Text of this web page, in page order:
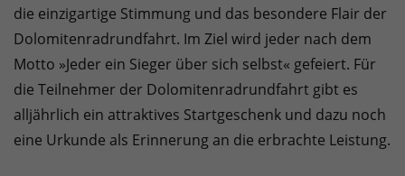
die einzigartige Stimmung und das besondere Flair der
Dolomitenradrundfahrt. Im Ziel wird jeder nach dem
Motto »Jeder ein Sieger über sich selbst« gefeiert. Für
die Teilnehmer der Dolomitenradrundfahrt gibt es
alljährlich ein attraktives Startgeschenk und dazu noch
eine Urkunde als Erinnerung an die erbrachte Leistung.